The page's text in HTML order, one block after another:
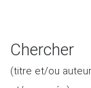
Chercher
(titre et/ou auteur